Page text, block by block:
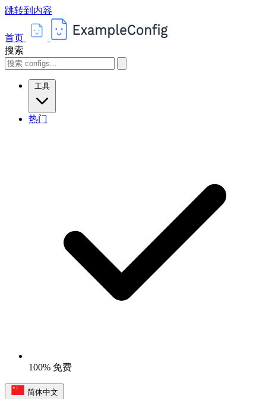
跳转到内容
首页
搜索
工具
热门
100% 免费
简体中文